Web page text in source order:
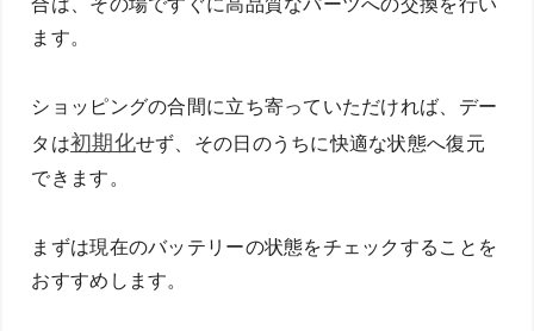
合は、その場ですぐに高品質なパーツへの交換を行い
ます。
ショッピングの合間に立ち寄っていただければ、デー
タは初期化せず、その日のうちに快適な状態へ復元
できます。
まずは現在のバッテリーの状態をチェックすることを
おすすめします。